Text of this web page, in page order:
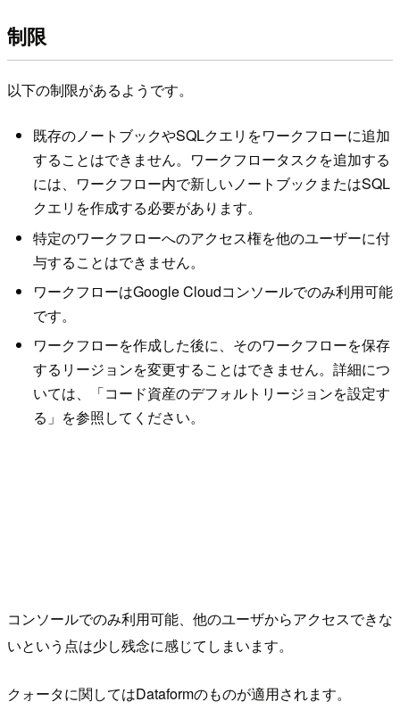
制限
以下の制限があるようです。
既存のノートブックやSQLクエリをワークフローに追加
することはできません。ワークフロータスクを追加する
には、ワークフロー内で新しいノートブックまたはSQL
クエリを作成する必要があります。
特定のワークフローへのアクセス権を他のユーザーに付
与することはできません。
ワークフローはGoogle Cloudコンソールでのみ利用可能
です。
ワークフローを作成した後に、そのワークフローを保存
するリージョンを変更することはできません。詳細につ
いては、「コード資産のデフォルトリージョンを設定す
る」を参照してください。
コンソールでのみ利用可能、他のユーザからアクセスできな
いという点は少し残念に感じてしまいます。
クォータに関してはDataformのものが適用されます。